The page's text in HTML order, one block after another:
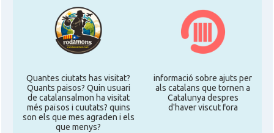
Quantes ciutats has visitat?
Quants paisos? Quin usuari
de catalansalmon ha visitat
més països i cuutats? quins
son els que mes agraden i els
que menys?
informació sobre ajuts per
als catalans que tornen a
Catalunya despres
d'haver viscut fora